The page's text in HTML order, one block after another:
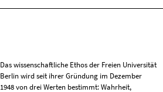
Das wissenschaftliche Ethos der Freien Universität
Berlin wird seit ihrer Gründung im Dezember
1948 von drei Werten bestimmt: Wahrheit,